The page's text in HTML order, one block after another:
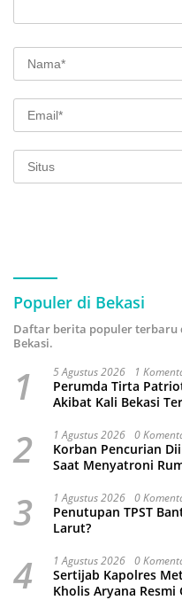
Populer di Bekasi
Daftar berita populer terbaru
Bekasi.
1 5 Agustus 2026 1
Perumda Tirta
Akibat Kali Bekasi
2 1 Agustus 2026 0
Korban Pencurian
Saat Menyatroni
3 1 Agustus 2026 0
Penutupan TPST
Larut?
4 1 Agustus 2026 0
Sertijab Kapolres
Kholis Aryana